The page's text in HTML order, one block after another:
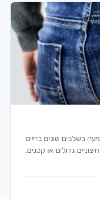
בשלבים שונים בחיים
גדולים או קטנים,